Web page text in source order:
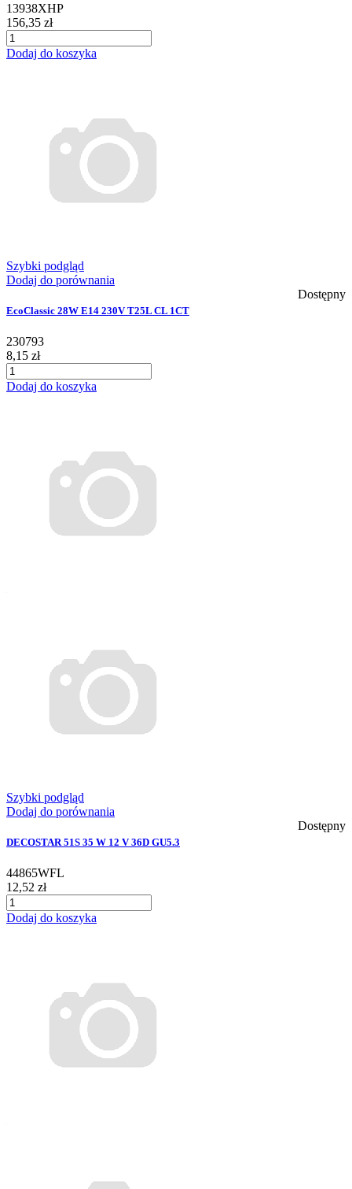
13938XHP
156,35 zł
Dodaj do koszyka
Szybki podgląd
Dodaj do porównania
Dostępny
EcoClassic 28W E14 230V T25L CL 1CT
230793
8,15 zł
Dodaj do koszyka
Szybki podgląd
Dodaj do porównania
Dostępny
DECOSTAR 51S 35 W 12 V 36D GU5.3
44865WFL
12,52 zł
Dodaj do koszyka